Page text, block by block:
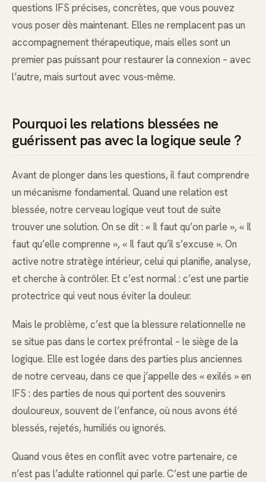
questions IFS précises, concrètes, que vous pouvez
vous poser dès maintenant. Elles ne remplacent pas un
accompagnement thérapeutique, mais elles sont un
premier pas puissant pour restaurer la connexion – avec
l’autre, mais surtout avec vous-même.
Pourquoi les relations blessées ne
guérissent pas avec la logique seule ?
Avant de plonger dans les questions, il faut comprendre
un mécanisme fondamental. Quand une relation est
blessée, notre cerveau logique veut tout de suite
trouver une solution. On se dit : « Il faut qu’on parle », « Il
faut qu’elle comprenne », « Il faut qu’il s’excuse ». On
active notre stratège intérieur, celui qui planifie, analyse,
et cherche à contrôler. Et c’est normal : c’est une partie
protectrice qui veut nous éviter la douleur.
Mais le problème, c’est que la blessure relationnelle ne
se situe pas dans le cortex préfrontal – le siège de la
logique. Elle est logée dans des parties plus anciennes
de notre cerveau, dans ce que j’appelle des « exilés » en
IFS : des parties de nous qui portent des souvenirs
douloureux, souvent de l’enfance, où nous avons été
blessés, rejetés, humiliés ou ignorés.
Quand vous êtes en conflit avec votre partenaire, ce
n’est pas l’adulte rationnel qui parle. C’est une partie de